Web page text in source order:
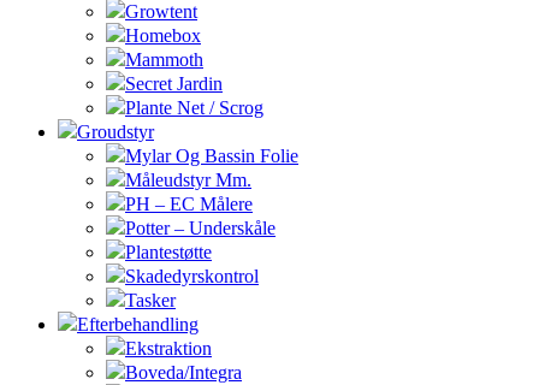
Growtent
Homebox
Mammoth
Secret Jardin
Plante Net / Scrog
Groudstyr
Mylar Og Bassin Folie
Måleudstyr Mm.
PH – EC Målere
Potter – Underskåle
Plantestøtte
Skadedyrskontrol
Tasker
Efterbehandling
Ekstraktion
Boveda/Integra